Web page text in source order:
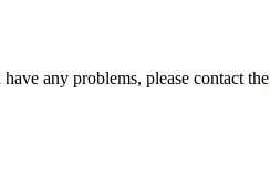
any problems, please contact the